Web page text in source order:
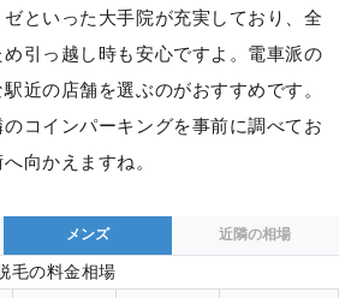
といった大手院が充実しており、全
引っ越し時も安心ですよ。電車派の
近の店舗を選ぶのがおすすめです。
コインパーキングを事前に調べてお
向かえますね。
メンズ 近隣の相場
毛の料金相場